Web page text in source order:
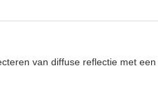
van diffuse reflectie met